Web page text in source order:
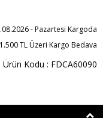
- Pazartesi Kargoda
1.500 TL Üzeri Kargo Bedava
Ürün Kodu : FDCA60090